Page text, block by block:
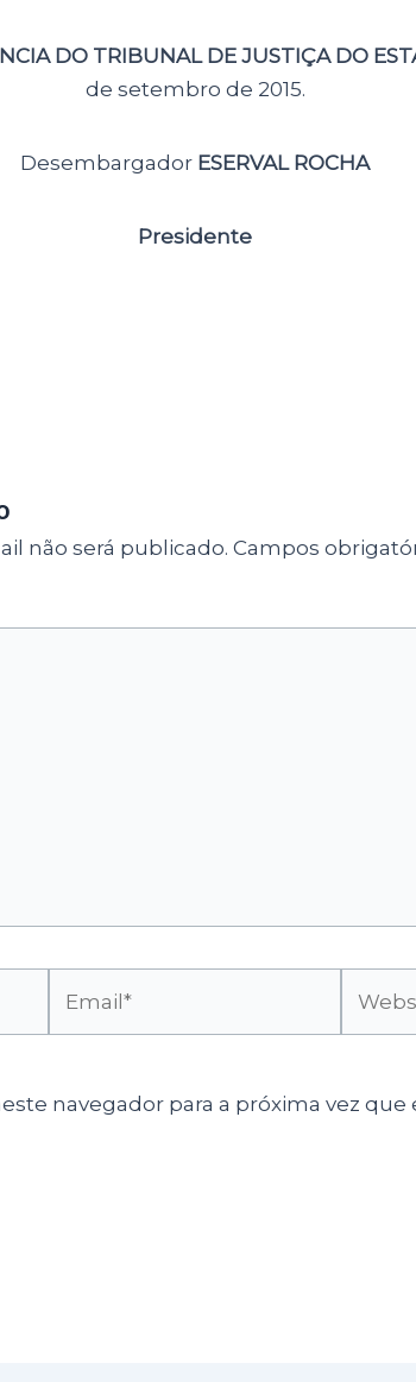
DO TRIBUNAL DE JUSTIÇA DO
de setembro de 2015.
Desembargador ESERVAL ROCHA
Presidente
não será publicado. Campos
navegador para a próxima vez que